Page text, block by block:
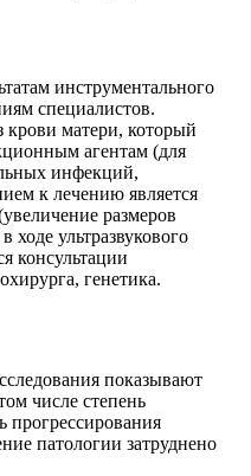
инструментального
специалистов.
крови матери, который
агентам (для
инфекций,
к лечению является
размеров
ходе ультразвукового
консультации
генетика.
показывают
числе степень
прогрессирования
патологии затруднено